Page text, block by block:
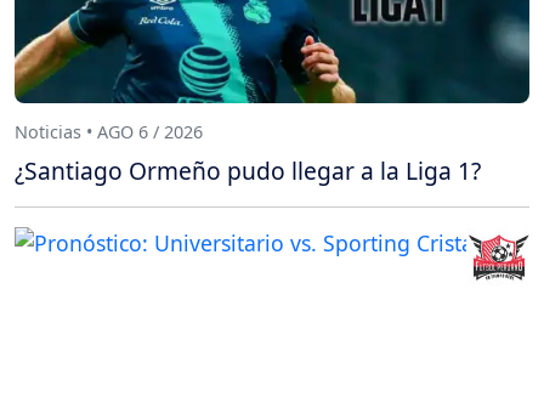
Noticias • AGO 6 / 2026
¿Santiago Ormeño pudo llegar a la Liga 1?